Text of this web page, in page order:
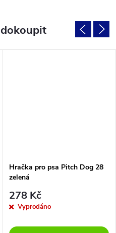
Hračka pro psa Pitch Dog 28
zelená
278 Kč
Vyprodáno